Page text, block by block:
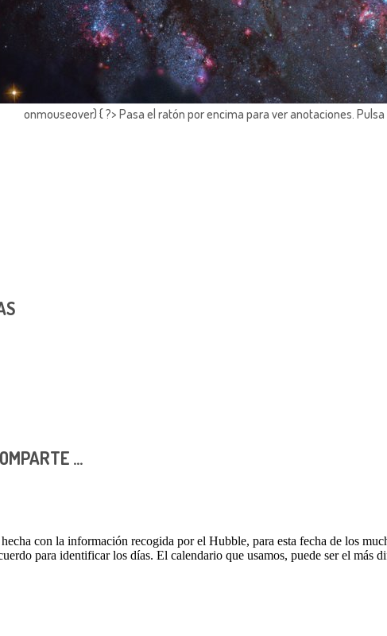
onmouseover) { ?> Pasa el ratón por encima para ver anotaciones.
...